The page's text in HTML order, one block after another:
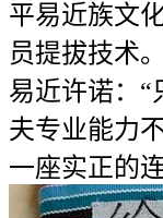
平易近族文
员提拔技术
易近许诺：“
夫专业能力
一座实正的